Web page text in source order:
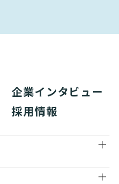
企業インタビュー
採用情報